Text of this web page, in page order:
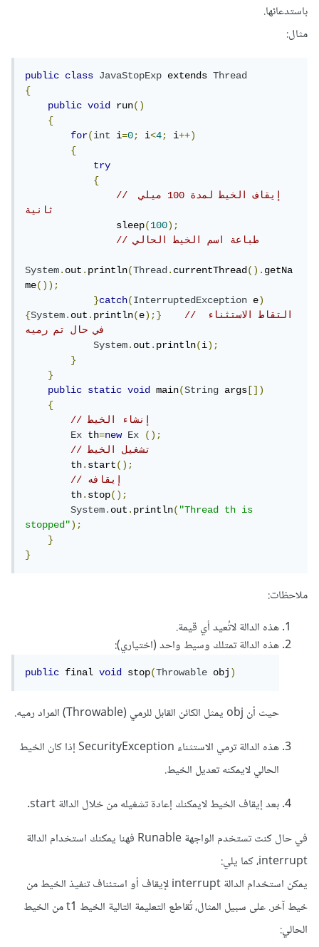
باستدعائها.
مثال:
public class JavaStopExp extends Thread
{
public
void run()
{
for(int i=0; i<4; i++)
{
try
{
// إيقاف الخيط لمدة 100 ميلي
ثانية
                sleep
(100);
// طباعة اسم الخيط الحالي
System.out.println(Thread.currentThread().getNa
me());
}catch(InterruptedException e)
{System.out.println(e);}
// التقاط الاستثناء
في حال تم رميه
System.out.println(i);
}
}
public
static void main(String args [])
{
Ex th=new Ex
();
        th
.start();
// إيقافه
        th
.stop();
System.out.println("Thread th is
stopped");
}
}
ملاحظات:
هذه الدالة لاتُعيد أي قيمة.
هذه الدالة تمتلك وسيط واحد (اختياري):
public final void stop(Throwable obj)
حيث أن obj يمثل الكائن القابل للرمي (Throwable) المراد رميه.
هذه الدالة ترمي الاستثناء SecurityException إذا كان الخيط
الحالي لايمكنه تعديل الخيط.
بعد إيقاف الخيط لايمكنك إعادة تشغيله من خلال الدالة start.
في حال كنت تستخدم الواجهة Runable فهنا يمكنك استخدام الدالة
interrupt، كما يلي:
يمكن استخدام الدالة interrupt لإيقاف أو استئناف تنفيذ الخيط من
خيط آخر. على سبيل المثال، تُقاطع التعليمة التالية الخيط t1 من الخيط
الحالي: